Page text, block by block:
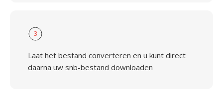
3
Laat het bestand converteren en u kunt direct
daarna uw snb-bestand downloaden